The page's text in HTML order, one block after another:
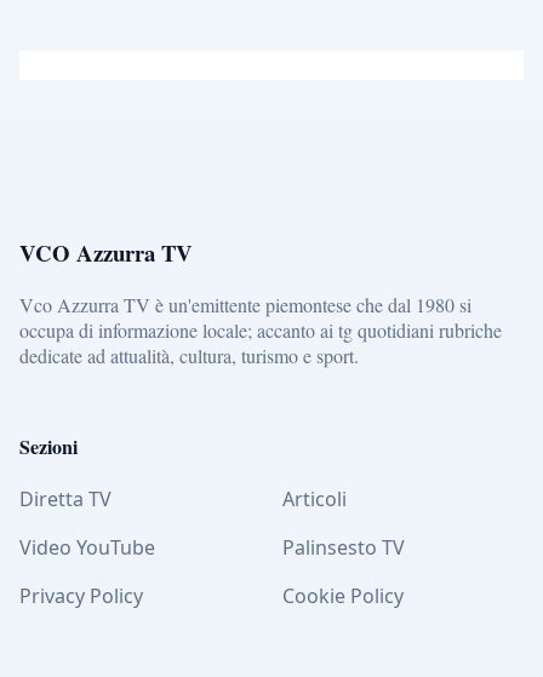
VCO Azzurra TV
Vco Azzurra TV è un'emittente piemontese che dal 1980 si
occupa di informazione locale; accanto ai tg quotidiani rubriche
dedicate ad attualità, cultura, turismo e sport.
Sezioni
Diretta TV
Articoli
Video YouTube
Palinsesto TV
Privacy Policy
Cookie Policy